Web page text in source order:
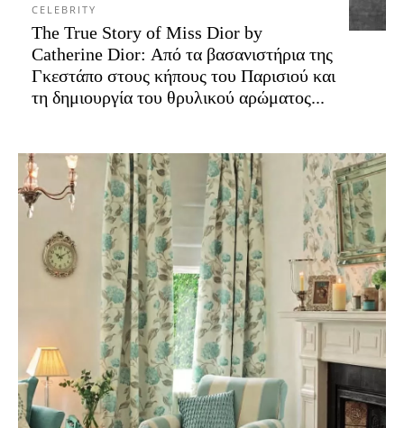
CELEBRITY
The True Story of Miss Dior by
Catherine Dior: Από τα βασανιστήρια της
Γκεστάπο στους κήπους του Παρισιού και
τη δημιουργία του θρυλικού αρώματος...